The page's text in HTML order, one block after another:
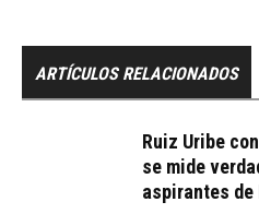
ARTÍCULOS RELACIONADOS
Ruiz Uribe
se mide
aspirantes